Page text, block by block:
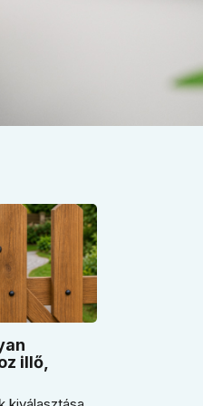
illő,